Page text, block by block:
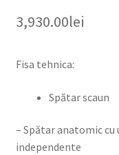
3,930.00lei
Fisa tehnica:
Spătar scaun
– Spătar anatomic
independente